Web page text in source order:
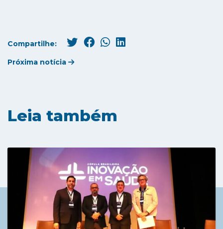
Compartilhe:
Próxima notícia
Leia também